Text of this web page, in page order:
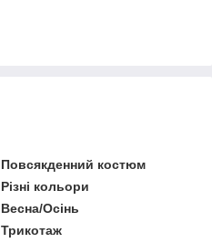
Повсякденний костюм
Різні кольори
Весна/Осінь
Трикотаж